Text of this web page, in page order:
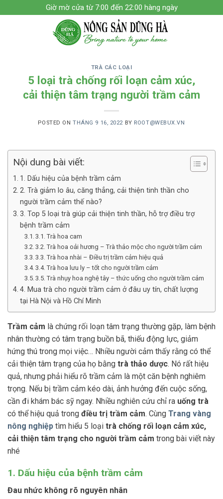
to
Giờ mờ cửa từ 7:00 đến 22:00 hàng ngày
TRÀ CÁC LOẠI
5 loại trà chống rối loạn cảm xúc,
cải thiện tâm trạng người trầm cảm
POSTED ONTHÁNG 9 16, 2022 BY ROOT@WEBUX.VN
Nội dung bài viết:
1. Dấu hiệu của bệnh trầm cảm
2. Trà giảm lo âu, căng thẳng, cải thiện tinh thần cho
người trầm cảm thế nào?
3. Top 5 loại trà giúp cải thiện tinh thần, hỗ trợ điều trợ
bệnh trầm cảm
3.1. Trà hoa cam
3.2. Trà hoa oải hương – Trà thảo mộc cho người trầm cảm
3.3. Trà hoa nhài – Điều trị trầm cảm hiệu quả
3.4. Trà hoa lưu ly – tốt cho người trầm cảm
3.5. Trà nhụy hoa nghệ tây – thức uống cho người trầm cảm
4. Mua trà cho người trầm cảm ở đâu uy tín, chất lượng
tại Hà Nội và Hồ Chí Minh
Trầm cảm là chứng rối loạn tâm trạng thường gặp, làm bệnh
nhân thường có tâm trạng buồn bã, thiếu động lực, giảm
hứng thú trong mọi việc… Nhiều người cảm thấy rằng có thể
cải thiện tâm trạng của họ bằng trà thảo dược. Nó rất hiệu
quả, nhưng phải hiểu rõ trầm cảm là một căn bệnh nghiêm
trọng. Nếu bị trầm cảm kéo dài, ảnh hưởng đến cuộc sống,
cần đi khám bác sỹ ngay. Nhiều nghiên cứu chỉ ra uống trà
có thể hiệu quả trong điều trị trầm cảm. Cùng Trang vàng
nông nghiệp tìm hiểu 5 loại trà chống rối loạn cảm xúc,
cải thiện tâm trạng cho người trầm cảm trong bài viết này
nhé
1. Dấu hiệu của bệnh trầm cảm
Đau nhức không rõ nguyên nhân